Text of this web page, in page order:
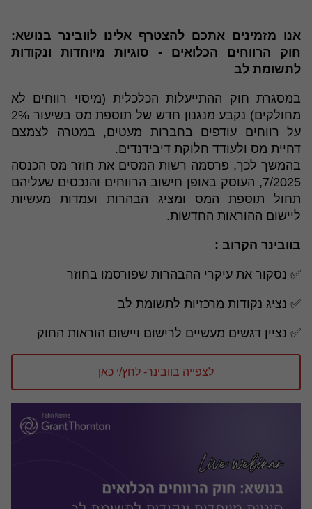
אנו מזמינים אתכם להצטרף אלינו לוובינר בנושא:
חוק הרווחים הכלואים - סוגיות מיוחדות ונקודות
לתשומת לב
במסגרת חוק ההתייעלות הכלכלית (מיסוי רווחים לא
מחולקים) נקבע מנגנון חדש של תוספת מס בשיעור 2%
על רווחים עודפים בחברות מעטים, במטרה לצמצם
דחיית מס ולעודד חלוקת דיבידנדים.
בהמשך לכך, פרסמה רשות המסים את חוזר מס הכנסה
7/2025, העוסק באופן חישוב הרווחים והנכסים שעליהם
תחול תוספת המס ומציג הבהרות ועמדות מעשיות
ליישום ההוראות החדשות.
בוובינר הקרוב :
✅ נסקור את עיקרי ההבהרות שפורסמו בחוזר
✅ נציג נקודות מרכזיות לתשומת לב
✅ נציין דגשים מעשיים לרישום ויישום הוראות החוק
לצפייה בוובינר- לחץ/י כאן